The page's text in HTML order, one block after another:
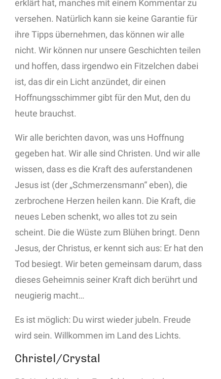
erklärt hat, manches mit einem Kommentar zu
versehen. Natürlich kann sie keine Garantie für
ihre Tipps übernehmen, das können wir alle
nicht. Wir können nur unsere Geschichten teilen
und hoffen, dass irgendwo ein Fitzelchen dabei
ist, das dir ein Licht anzündet, dir einen
Hoffnungsschimmer gibt für den Mut, den du
heute brauchst.
Wir alle berichten davon, was uns Hoffnung
gegeben hat. Wir alle sind Christen. Und wir alle
wissen, dass es die Kraft des auferstandenen
Jesus ist (der „Schmerzensmann“ eben), die
zerbrochene Herzen heilen kann. Die Kraft, die
neues Leben schenkt, wo alles tot zu sein
scheint. Die die Wüste zum Blühen bringt. Denn
Jesus, der Christus, er kennt sich aus: Er hat den
Tod besiegt. Wir beten gemeinsam darum, dass
dieses Geheimnis seiner Kraft dich berührt und
neugierig macht…
Es ist möglich: Du wirst wieder jubeln. Freude
wird sein. Willkommen im Land des Lichts.
Christel/Crystal